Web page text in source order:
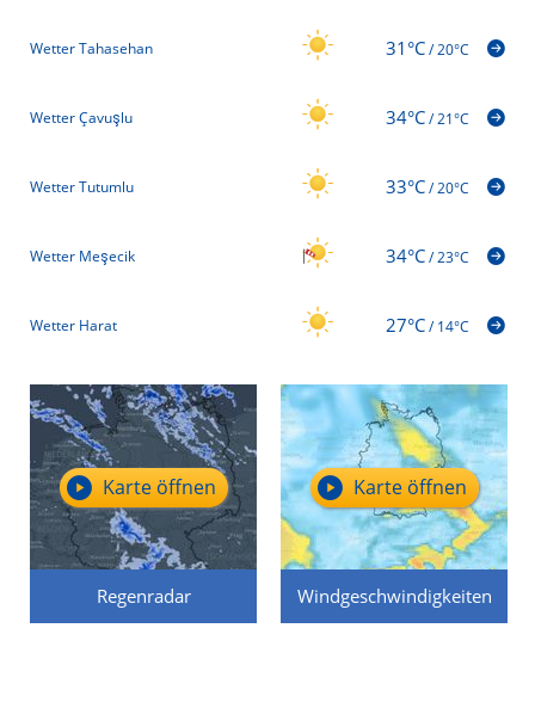
Wetter Tahasehan 31°C/20°C
Wetter Çavuşlu 34°C/21°C
Wetter Tutumlu 33°C/20°C
Wetter Meşecik 34°C/23°C
Wetter Harat 27°C/14°C
Regenradar
Karte öffnen
Windgeschwindigkeiten
Karte öffnen